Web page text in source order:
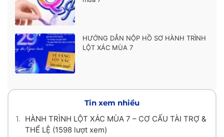
HƯỚNG DẪN NỘP HỒ SƠ HÀNH TRÌNH
LỘT XÁC MÙA 7
Tin xem nhiều
1. HÀNH TRÌNH LỘT XÁC MÙA 7 – CƠ CẤU TÀI TRỢ &
THỂ LỆ (1598 lượt xem)